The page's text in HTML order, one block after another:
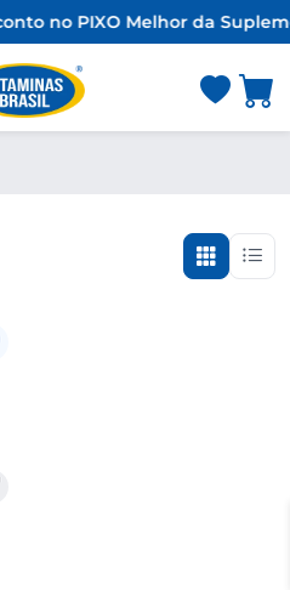
no PIXO Melhor da